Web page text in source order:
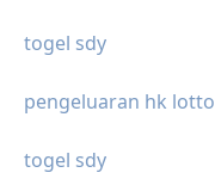
togel sdy
pengeluaran hk lotto
togel sdy